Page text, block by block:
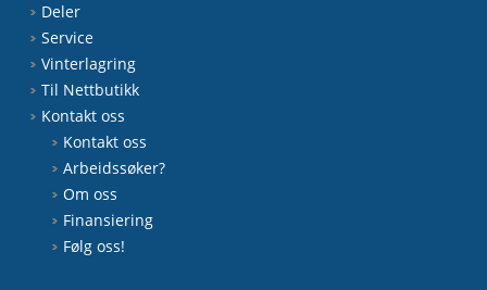
Deler
Service
Vinterlagring
Til Nettbutikk
Kontakt oss
Kontakt oss
Arbeidssøker?
Om oss
Finansiering
Følg oss!